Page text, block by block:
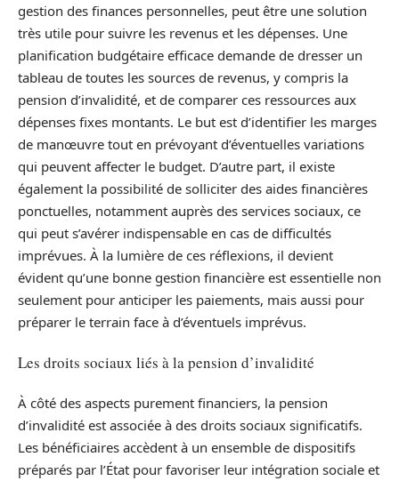
gestion des finances personnelles, peut être une solution
très utile pour suivre les revenus et les dépenses. Une
planification budgétaire efficace demande de dresser un
tableau de toutes les sources de revenus, y compris la
pension d’invalidité, et de comparer ces ressources aux
dépenses fixes montants. Le but est d’identifier les marges
de manœuvre tout en prévoyant d’éventuelles variations
qui peuvent affecter le budget. D’autre part, il existe
également la possibilité de solliciter des aides financières
ponctuelles, notamment auprès des services sociaux, ce
qui peut s’avérer indispensable en cas de difficultés
imprévues. À la lumière de ces réflexions, il devient
évident qu’une bonne gestion financière est essentielle non
seulement pour anticiper les paiements, mais aussi pour
préparer le terrain face à d’éventuels imprévus.
Les droits sociaux liés à la pension d’invalidité
À côté des aspects purement financiers, la pension
d’invalidité est associée à des droits sociaux significatifs.
Les bénéficiaires accèdent à un ensemble de dispositifs
préparés par l’État pour favoriser leur intégration sociale et